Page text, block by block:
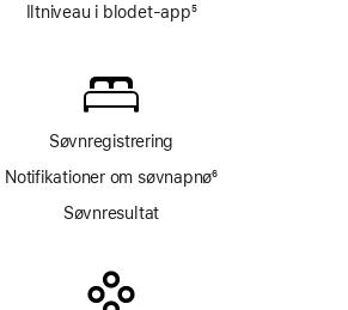
Iltniveau i blodet-app5
Søvnregistrering
Notifikationer om søvnapnø6
Søvnresultat